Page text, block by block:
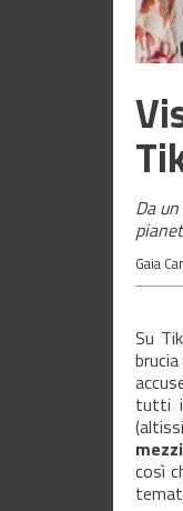
Da
Gaia
Su
tutti i
così